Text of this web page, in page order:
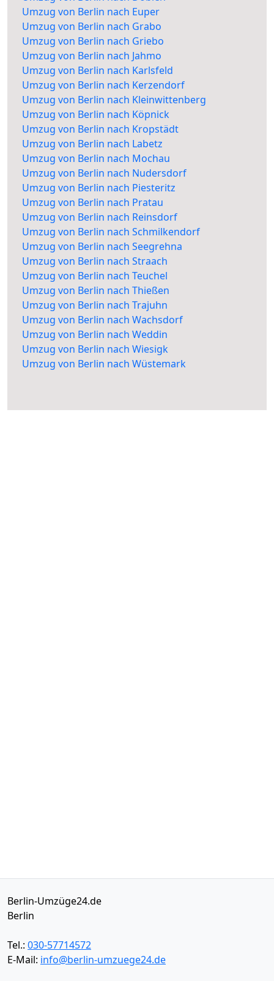
Umzug von Berlin nach Euper
Umzug von Berlin nach Grabo
Umzug von Berlin nach Griebo
Umzug von Berlin nach Jahmo
Umzug von Berlin nach Karlsfeld
Umzug von Berlin nach Kerzendorf
Umzug von Berlin nach Kleinwittenberg
Umzug von Berlin nach Köpnick
Umzug von Berlin nach Kropstädt
Umzug von Berlin nach Labetz
Umzug von Berlin nach Mochau
Umzug von Berlin nach Nudersdorf
Umzug von Berlin nach Piesteritz
Umzug von Berlin nach Pratau
Umzug von Berlin nach Reinsdorf
Umzug von Berlin nach Schmilkendorf
Umzug von Berlin nach Seegrehna
Umzug von Berlin nach Straach
Umzug von Berlin nach Teuchel
Umzug von Berlin nach Thießen
Umzug von Berlin nach Trajuhn
Umzug von Berlin nach Wachsdorf
Umzug von Berlin nach Weddin
Umzug von Berlin nach Wiesigk
Umzug von Berlin nach Wüstemark
Berlin-Umzüge24.de
Berlin
Tel.: 030-57714572
E-Mail: info@berlin-umzuege24.de